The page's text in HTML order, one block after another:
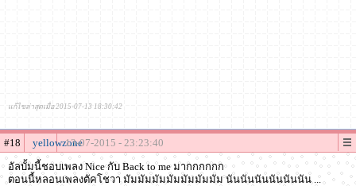
แก้ไขล่าสุดเมื่อ 2015-07-13 18:30:42
#18 yellowzone13-07-2015 - 23:23:40
อัลบั้มนี้ชอบเพลง Nice กับ Back to me มากกกกกก
ตอนนี้หลอนเพลงตัคโชวา มัมมัมมัมมัมมัมมัมมัม นันนันนันนันนันนัน ...